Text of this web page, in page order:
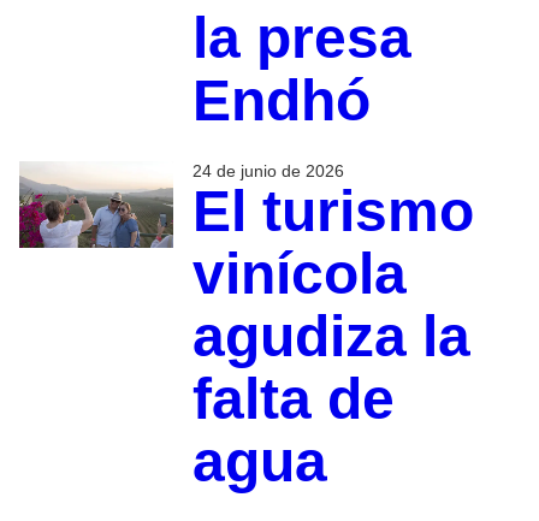
la presa
Endhó
24 de junio de 2026
El turismo
vinícola
agudiza la
falta de
agua